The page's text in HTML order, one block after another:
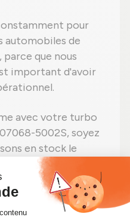
pour
automobiles de
que nous
important d'avoir
avec votre turbo
5002S, soyez
en stock le
à votre véhicule.
vous avez besoin
5002S,